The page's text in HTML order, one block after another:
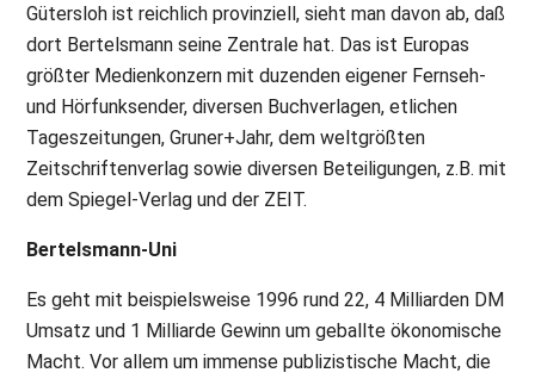
Gütersloh ist reichlich provinziell, sieht man davon ab, daß
dort Bertelsmann seine Zentrale hat. Das ist Europas
größter Medienkonzern mit duzenden eigener Fernseh-
und Hörfunksender, diversen Buchverlagen, etlichen
Tageszeitungen, Gruner+Jahr, dem weltgrößten
Zeitschriftenverlag sowie diversen Beteiligungen, z.B. mit
dem Spiegel-Verlag und der ZEIT.
Bertelsmann-Uni
Es geht mit beispielsweise 1996 rund 22, 4 Milliarden DM
Umsatz und 1 Milliarde Gewinn um geballte ökonomische
Macht. Vor allem um immense publizistische Macht, die